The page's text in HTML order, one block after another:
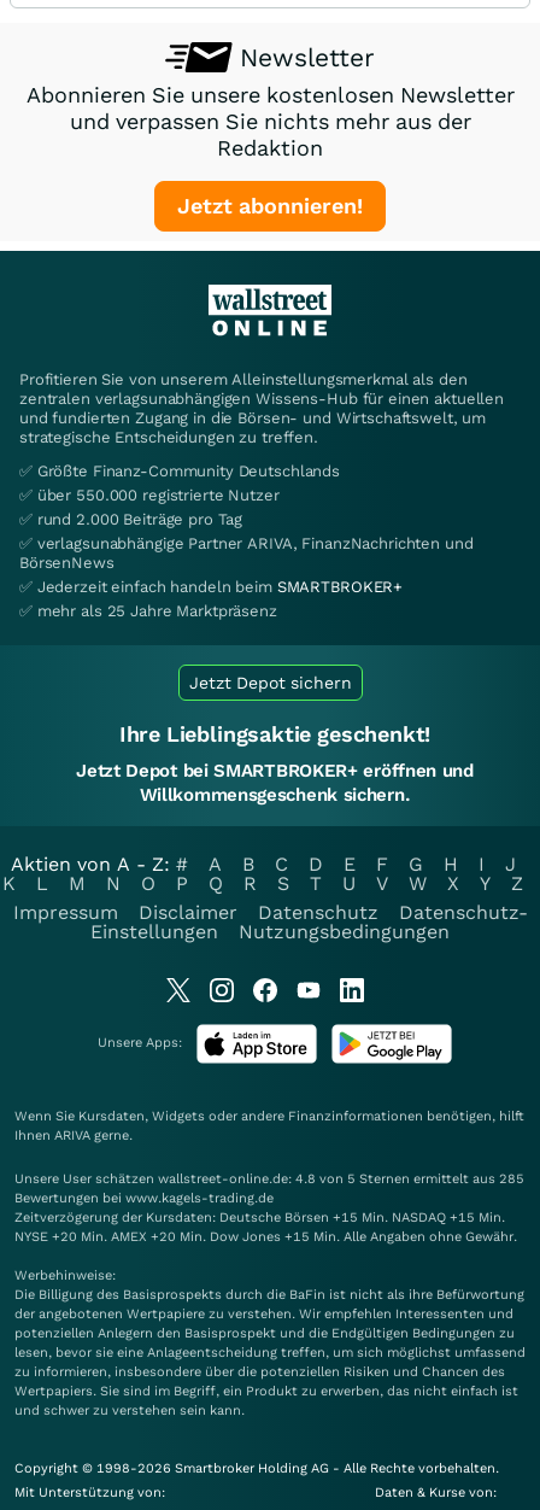
Newsletter
Abonnieren Sie unsere kostenlosen Newsletter
und verpassen Sie nichts mehr aus der
Redaktion
Jetzt abonnieren!
Profitieren Sie von unserem Alleinstellungsmerkmal als den
zentralen verlagsunabhängigen Wissens-Hub für einen aktuellen
und fundierten Zugang in die Börsen- und Wirtschaftswelt, um
strategische Entscheidungen zu treffen.
✅ Größte Finanz-Community Deutschlands
✅ über 550.000 registrierte Nutzer
✅ rund 2.000 Beiträge pro Tag
✅ verlagsunabhängige Partner ARIVA, FinanzNachrichten und
BörsenNews
✅ Jederzeit einfach handeln beim SMARTBROKER+
✅ mehr als 25 Jahre Marktpräsenz
Jetzt Depot sichern
Ihre Lieblingsaktie geschenkt!
Jetzt Depot bei SMARTBROKER+ eröffnen und
Willkommensgeschenk sichern.
Aktien von A - Z: # A B C D E F G H I
J
K
L M N O P Q R S T U V W X Y
Z
Impressum
Disclaimer Datenschutz
Datenschutz-
Einstellungen
Nutzungsbedingungen
Unsere Apps:
Wenn Sie Kursdaten, Widgets oder andere Finanzinformationen benötigen, hilft
Ihnen ARIVA gerne.
Unsere User schätzen wallstreet-online.de: 4.8 von 5 Sternen ermittelt aus 285
Bewertungen bei www.kagels-trading.de
Zeitverzögerung der Kursdaten: Deutsche Börsen +15 Min. NASDAQ +15 Min.
NYSE +20 Min. AMEX +20 Min. Dow Jones +15 Min. Alle Angaben ohne Gewähr.
Werbehinweise:
Die Billigung des Basisprospekts durch die BaFin ist nicht als ihre Befürwortung
der angebotenen Wertpapiere zu verstehen. Wir empfehlen Interessenten und
potenziellen Anlegern den Basisprospekt und die Endgültigen Bedingungen zu
lesen, bevor sie eine Anlageentscheidung treffen, um sich möglichst umfassend
zu informieren, insbesondere über die potenziellen Risiken und Chancen des
Wertpapiers. Sie sind im Begriff, ein Produkt zu erwerben, das nicht einfach ist
und schwer zu verstehen sein kann.
Copyright © 1998-2026 Smartbroker Holding AG - Alle Rechte vorbehalten.
Mit Unterstützung von:
Daten & Kurse von: